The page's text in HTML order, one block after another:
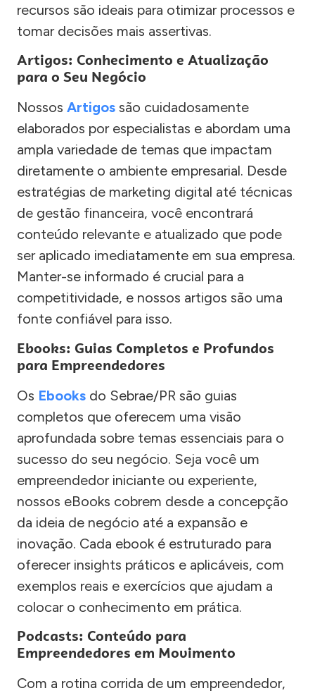
recursos são ideais para otimizar processos e
tomar decisões mais assertivas.
Artigos: Conhecimento e Atualização
para o Seu Negócio
Nossos Artigos são cuidadosamente
elaborados por especialistas e abordam uma
ampla variedade de temas que impactam
diretamente o ambiente empresarial. Desde
estratégias de marketing digital até técnicas
de gestão financeira, você encontrará
conteúdo relevante e atualizado que pode
ser aplicado imediatamente em sua empresa.
Manter-se informado é crucial para a
competitividade, e nossos artigos são uma
fonte confiável para isso.
Ebooks: Guias Completos e Profundos
para Empreendedores
Os Ebooks do Sebrae/PR são guias
completos que oferecem uma visão
aprofundada sobre temas essenciais para o
sucesso do seu negócio. Seja você um
empreendedor iniciante ou experiente,
nossos eBooks cobrem desde a concepção
da ideia de negócio até a expansão e
inovação. Cada ebook é estruturado para
oferecer insights práticos e aplicáveis, com
exemplos reais e exercícios que ajudam a
colocar o conhecimento em prática.
Podcasts: Conteúdo para
Empreendedores em Movimento
Com a rotina corrida de um empreendedor,